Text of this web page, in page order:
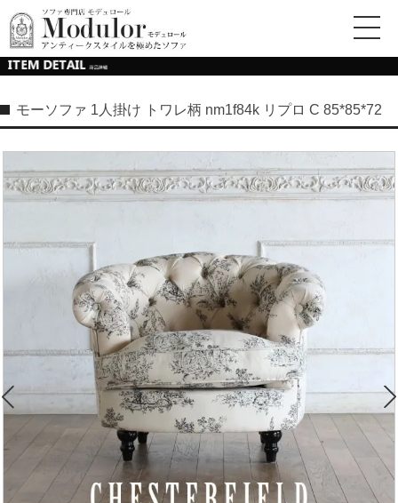
モーソファ 1人掛け トワレ柄 nm1f84k リプロ C 85*85*72